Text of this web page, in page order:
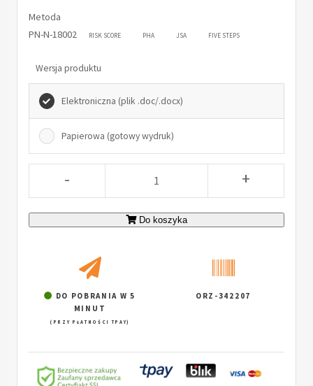
Metoda
PN-N-18002
RISK SCORE PHA JSA FIVE STEPS
Wersja produktu
Elektroniczna (plik .doc/.docx)
Papierowa (gotowy wydruk)
- +
Do koszyka
DO POBRANIA W 5
MINUT
(PRZY PŁATNOŚCI TPAY)
ORZ-342207